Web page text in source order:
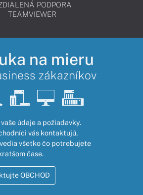
PODPORA
TEAMVIEWER
na mieru
zákazníkov
údaje a požiadavky.
vás kontaktujú,
všetko čo potrebujete
čase.
OBCHOD